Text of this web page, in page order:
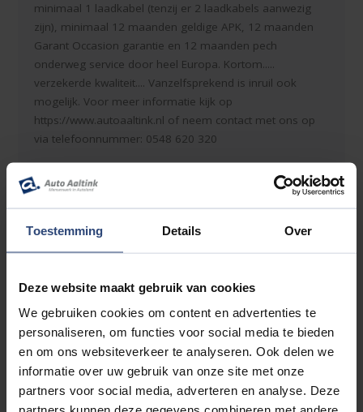
Toestemming Details Over
Deze website maakt gebruik van cookies
We gebruiken cookies om content en advertenties te
personaliseren, om functies voor social media te bieden
en om ons websiteverkeer te analyseren. Ook delen we
informatie over uw gebruik van onze site met onze
partners voor social media, adverteren en analyse. Deze
minimaal 1 laadkabel (tenzij er 2 laadkabels aanwezig
zijn), minimaal 12 maanden geldige APK, 12 maanden
Garant Occasion garantie en 12 maanden pech
onderweg service door heel Europa. Kortom.....
verzekerde kwaliteit.... Vanzelfsprekend is inruil ook
mogelijk. Voor meer informatie kijk op
https://www.autoaaltink.nl of neem contact met ons op
via telefoonnummer: 0548 620 320
Alle moeite is genomen om de informatie in deze
advertentie zo accuraat en actueel mogelijk weer te
geven. Fouten zijn echter nooit uit te sluiten. Vertrouw
daarom niet alleen op deze informatie, maar controleer
bij aankoop de zaken die uw beslissing zouden kunnen
ontleend aan de genoemde gegevens.
Accessoires
Entertainment & Media